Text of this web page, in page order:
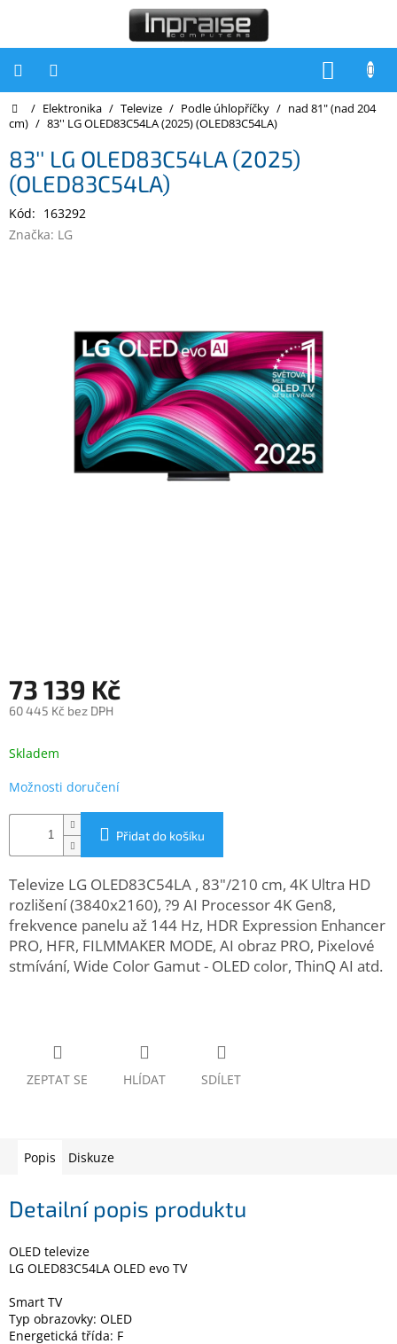
Počítače
Inpraise
Notebooky
Tiskárny
objednávka
Rozšíření
záruk
a
pojištění
Splátky
Gaming
Telefony
tablety
Cyklo
a
zahrada
Počítače
%
Domů
/ Elektronika / Televize / Podle úhlopříčky / nad 81" (nad 204
cm) / 83'' LG OLED83C54LA (2025) (OLED83C54LA)
83'' LG OLED83C54LA (2025)
(OLED83C54LA)
Kód: 163292
Značka: LG
73 139 Kč
60 445 Kč bez DPH
cena:
Skladem
Možnosti doručení
Přidat do košíku
Televize LG OLED83C54LA , 83"/210 cm, 4K Ultra HD
rozlišení (3840x2160), ?9 AI Processor 4K Gen8,
frekvence panelu až 144 Hz, HDR Expression Enhancer
PRO, HFR, FILMMAKER MODE, AI obraz PRO, Pixelové
stmívání, Wide Color Gamut - OLED color, ThinQ AI atd.
ZEPTAT SE HLÍDAT SDÍLET
Popis Diskuze
Detailní popis produktu
OLED televize
LG OLED83C54LA OLED evo TV
Smart TV
Typ obrazovky: OLED
Energetická třída: F